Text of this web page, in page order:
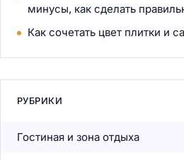
минусы, как сделать
Как сочетать цвет плитки и
РУБРИКИ
Гостиная и зона отдыха